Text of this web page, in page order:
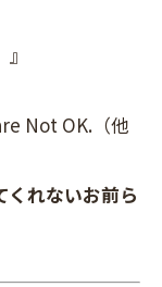
』
Not OK.（他
くれないお前ら